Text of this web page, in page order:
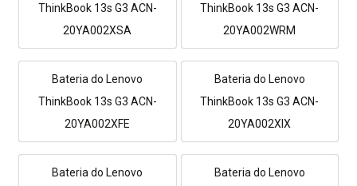
ThinkBook 13s G3 ACN-
20YA002XSA
ThinkBook 13s G3 ACN-
20YA002WRM
Bateria do Lenovo
ThinkBook 13s G3 ACN-
20YA002XFE
Bateria do Lenovo
ThinkBook 13s G3 ACN-
20YA002XIX
Bateria do Lenovo
Bateria do Lenovo